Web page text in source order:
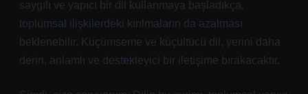
saygılı ve yapıcı bir dil kullanmaya başladıkça,
toplumsal ilişkilerdeki kırılmaların da azalması
beklenebilir. Küçümseme ve küçültücü dil, yerini daha
derin, anlamlı ve destekleyici bir iletişime bırakacaktır.